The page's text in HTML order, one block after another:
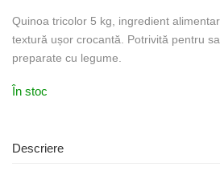
Quinoa tricolor 5 kg, ingredient
textură ușor crocantă. Potrivită pentru
preparate cu legume.
În stoc
Descriere